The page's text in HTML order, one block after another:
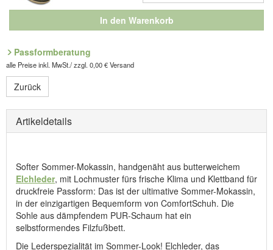
In den Warenkorb
Passformberatung
alle Preise inkl. MwSt./ zzgl. 0,00 € Versand
Zurück
Artikeldetails
Softer Sommer-Mokassin, handgenäht aus butterweichem
Elchleder, mit Lochmuster fürs frische Klima und Klettband für
druckfreie Passform: Das ist der ultimative Sommer-Mokassin,
in der einzigartigen Bequemform von ComfortSchuh. Die
Sohle aus dämpfendem PUR-Schaum hat ein
selbstformendes Filzfußbett.
Die Lederspezialität im Sommer-Look! Elchleder, das